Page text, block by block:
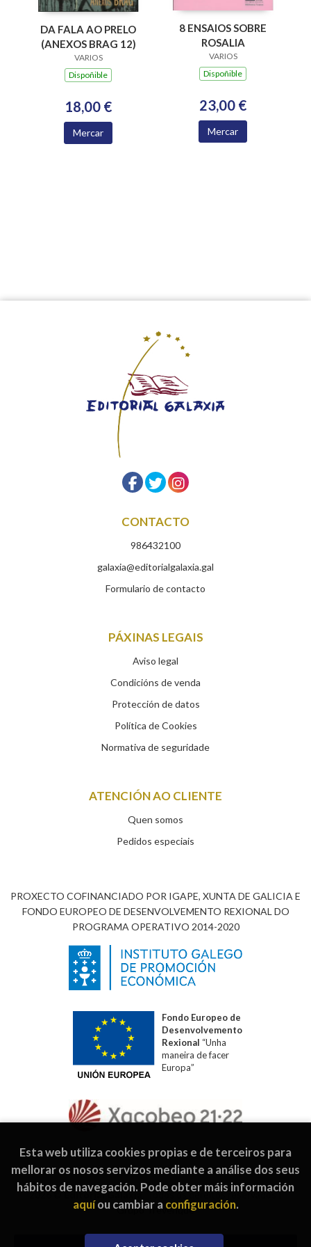
DA FALA AO PRELO
(ANEXOS BRAG 12)
VARIOS
Dispoñible
18,00 €
Mercar
8 ENSAIOS SOBRE
ROSALIA
VARIOS
Dispoñible
23,00 €
Mercar
CONTACTO
986432100
galaxia@editorialgalaxia.gal
Formulario de contacto
PÁXINAS LEGAIS
Aviso legal
Condicións de venda
Protección de datos
Política de Cookies
Normativa de seguridade
ATENCIÓN AO CLIENTE
Quen somos
Pedidos especiais
PROXECTO COFINANCIADO POR IGAPE, XUNTA DE GALICIA E
FONDO EUROPEO DE DESENVOLVEMENTO REXIONAL DO
PROGRAMA OPERATIVO 2014-2020
Fondo Europeo de
Desenvolvemento
Rexional “Unha
maneira de facer
Europa”
2026 ©Editorial Galaxia . Todos os dereitos reservados |
Grupo Trevenque
Esta web utiliza cookies propias e de terceiros para
mellorar os nosos servizos mediante a análise dos seus
hábitos de navegación. Pode obter máis información
aquíou cambiar a configuración.